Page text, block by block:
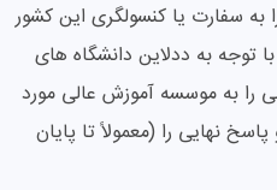
سفارت یا کنسولگری این کشور
توجه به ددلاین دانشگاه های
را به موسسه آموزش عالی مورد
نهایی را (معمولاً تا پایان